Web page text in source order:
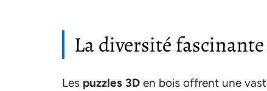
La diversité
Les puzzles 3D en bois offrent une